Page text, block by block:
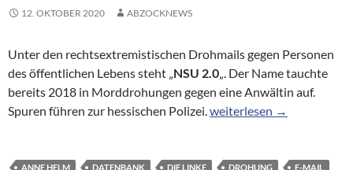
12. OKTOBER 2020 ABZOCKNEWS
Unter den rechtsextremistischen Drohmails gegen Personen
des öffentlichen Lebens steht „NSU 2.0„. Der Name tauchte
bereits 2018 in Morddrohungen gegen eine Anwältin auf.
Spuren führen zur hessischen Polizei.Rechtsextremistische
weiterlesen →
ANNE HELM DATENBANK DIE LINKE DROHUNG
E-MAIL